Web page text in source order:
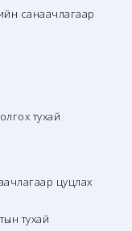
санаачлагаар
тухай
цуцлах
тухай